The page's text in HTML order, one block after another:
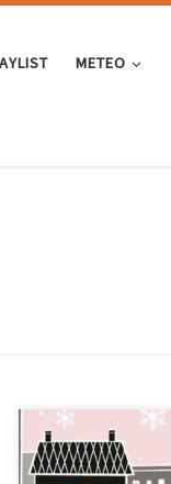
METEO
Tra le solite